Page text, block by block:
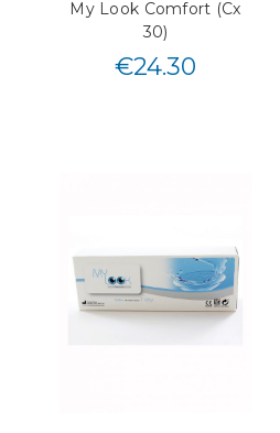
My Look Comfort (Cx
30)
€24.30